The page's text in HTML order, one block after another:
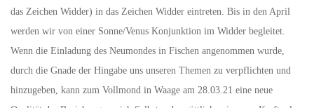
das Zeichen Widder) in das Zeichen Widder eintreten. Bis in den April
werden wir von einer Sonne/Venus Konjunktion im Widder begleitet.
Wenn die Einladung des Neumondes in Fischen angenommen wurde,
durch die Gnade der Hingabe uns unseren Themen zu verpflichten und
hinzugeben, kann zum Vollmond in Waage am 28.03.21 eine neue